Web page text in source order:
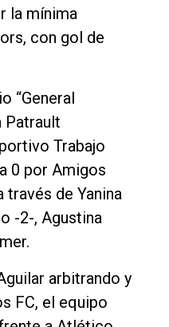
la mínima
con gol de
“General
Patrault
Trabajo
0 por Amigos
de Yanina
-2-, Agustina
arbitrando y
FC, el equipo